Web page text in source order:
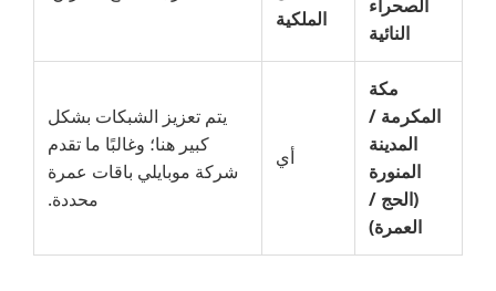
الصحراء
النائية
الملكية
مكة
المكرمة /
المدينة
المنورة
(الحج /
العمرة)
أي
يتم تعزيز الشبكات بشكل
كبير هنا؛ وغالبًا ما تقدم
شركة موبايلي باقات عمرة
محددة.